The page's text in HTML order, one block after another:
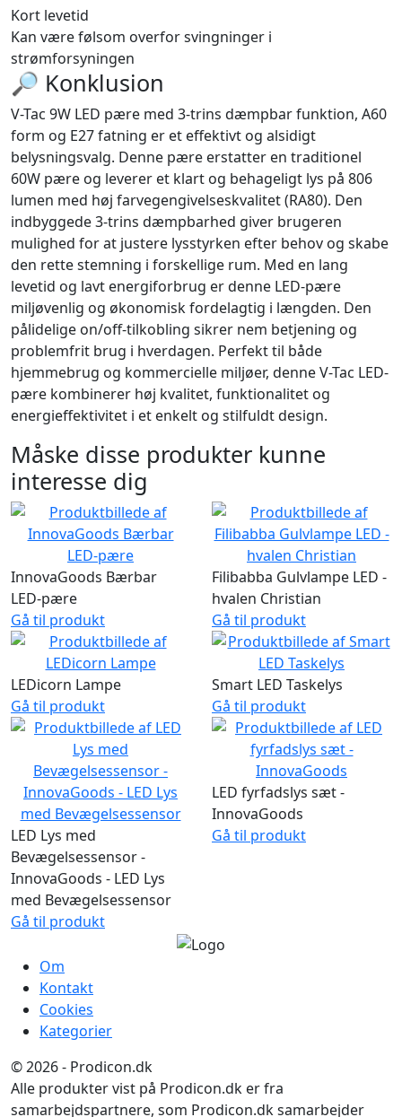
Kort levetid
Kan være følsom overfor svingninger i
strømforsyningen
🔎 Konklusion
V-Tac 9W LED pære med 3-trins dæmpbar funktion, A60
form og E27 fatning er et effektivt og alsidigt
belysningsvalg. Denne pære erstatter en traditionel
60W pære og leverer et klart og behageligt lys på 806
lumen med høj farvegengivelseskvalitet (RA80). Den
indbyggede 3-trins dæmpbarhed giver brugeren
mulighed for at justere lysstyrken efter behov og skabe
den rette stemning i forskellige rum. Med en lang
levetid og lavt energiforbrug er denne LED-pære
miljøvenlig og økonomisk fordelagtig i længden. Den
pålidelige on/off-tilkobling sikrer nem betjening og
problemfrit brug i hverdagen. Perfekt til både
hjemmebrug og kommercielle miljøer, denne V-Tac LED-
pære kombinerer høj kvalitet, funktionalitet og
energieffektivitet i et enkelt og stilfuldt design.
Måske disse produkter kunne
interesse dig
InnovaGoods Bærbar
LED-pære
Gå til produkt
Filibabba Gulvlampe LED -
hvalen Christian
Gå til produkt
LEDicorn Lampe
Gå til produkt
Smart LED Taskelys
Gå til produkt
LED Lys med
Bevægelsessensor -
InnovaGoods - LED Lys
med Bevægelsessensor
Gå til produkt
LED fyrfadslys sæt -
InnovaGoods
Gå til produkt
Om
Kontakt
Cookies
Kategorier
© 2026 - Prodicon.dk
Alle produkter vist på Prodicon.dk er fra
samarbejdspartnere, som Prodicon.dk samarbejder